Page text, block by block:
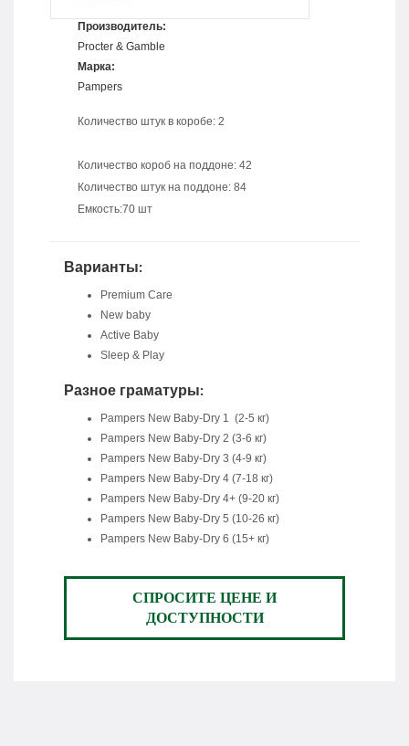
Производитель:
Procter & Gamble
Марка:
Pampers
Количество штук в коробе: 2
Количество короб на поддоне: 42
Количество штук на поддоне: 84
Емкость:70 шт
Варианты:
Premium Care
New baby
Active Baby
Sleep & Play
Разное граматуры:
Pampers New Baby-Dry 1 (2-5 кг)
Pampers New Baby-Dry 2 (3-6 кг)
Pampers New Baby-Dry 3 (4-9 кг)
Pampers New Baby-Dry 4 (7-18 кг)
Pampers New Baby-Dry 4+ (9-20 кг)
Pampers New Baby-Dry 5 (10-26 кг)
Pampers New Baby-Dry 6 (15+ кг)
СПРОСИТЕ ЦЕНЕ И
ДОСТУПНОСТИ